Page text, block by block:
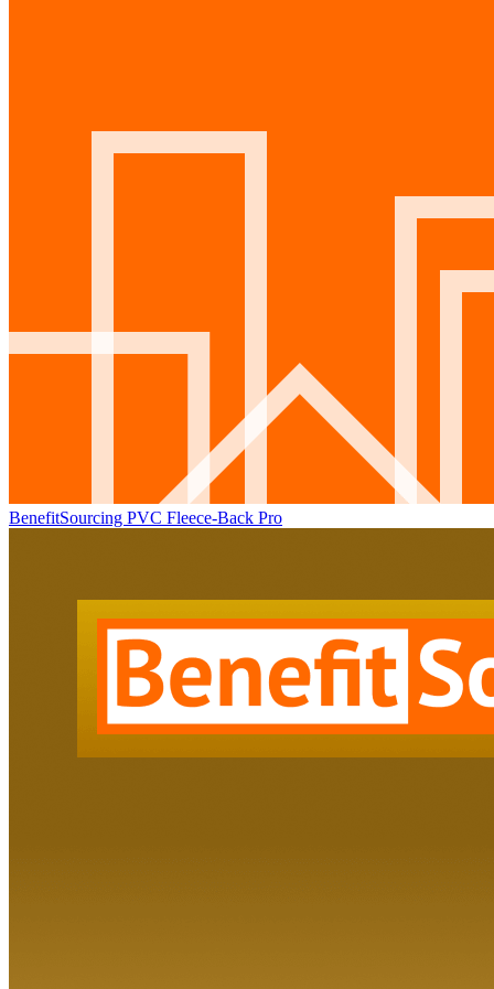
BenefitSourcing PVC Fleece-Back Pro